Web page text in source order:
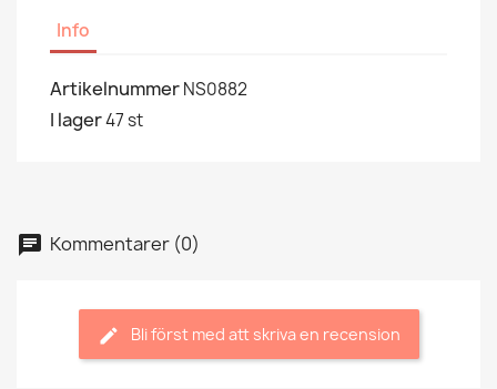
Info
ArtikelnummerNS0882
I lager47 st
Kommentarer (0)
Bli först med att skriva en recension